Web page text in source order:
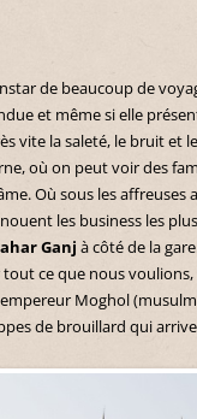
de beaucoup de
et même si elle
vite la saleté, le bruit et
où on peut voir des
Où sous les affreuses
les business les
Ganj à côté de la
ce que nous
Moghol
de brouillard qui